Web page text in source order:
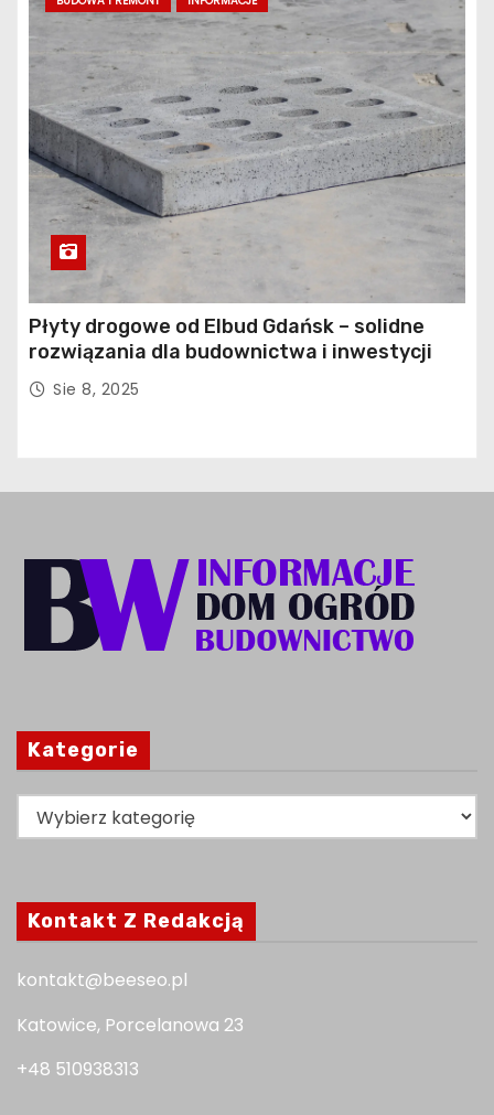
Płyty drogowe od Elbud Gdańsk – solidne
rozwiązania dla budownictwa i inwestycji
Sie 8, 2025
Kategorie
a
e
r
Kontakt Z Redakcją
kontakt@beeseo.pl
Katowice, Porcelanowa 23
+48 510938313